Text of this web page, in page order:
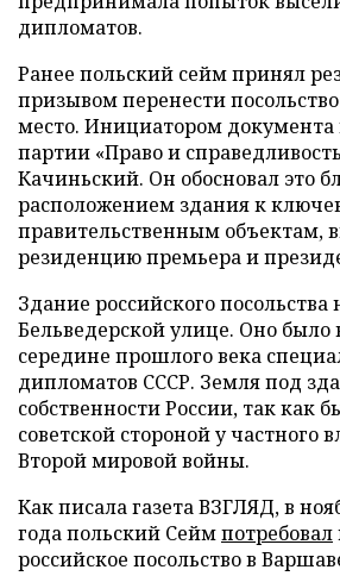
дипломатов.
Ранее польский сейм принял
призывом перенести
место. Инициатором
партии «Право и
Качиньский. Он обосновал это
расположением здания к
правительственным объектам,
резиденцию премьера и
Здание российского посольства
Бельведерской улице. Оно было
середине прошлого века
дипломатов СССР. Земля под
собственности России, так как
советской стороной у частного
Второй мировой войны.
Как писала газета ВЗГЛЯД, в
года польский Сеймпотребовал
российское посольство в